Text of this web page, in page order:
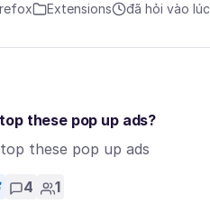
Extensions đã hỏi vào
these pop up ads?
these pop up ads
4 1